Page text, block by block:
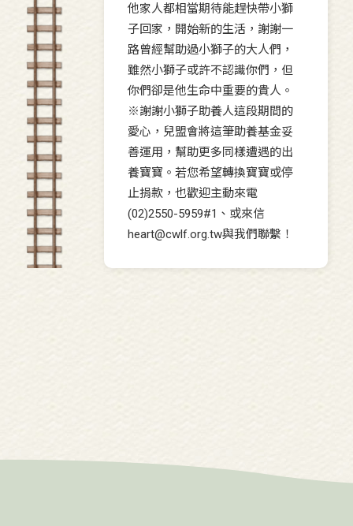
他家人都相當期待能趕快帶小獅
子回家，開始新的生活，謝謝一
路曾經幫助過小獅子的大人們，
雖然小獅子或許不認識你們，但
你們卻是他生命中重要的貴人。
※謝謝小獅子助養人這段期間的
愛心，兒盟會將這筆助養基金妥
善運用，幫助更多同樣遭遇的出
養寶寶。若您希望轉換寶寶或停
止捐款，也歡迎主動來電
(02)2550-5959#1、或來信
heart@cwlf.org.tw與我們聯繫！